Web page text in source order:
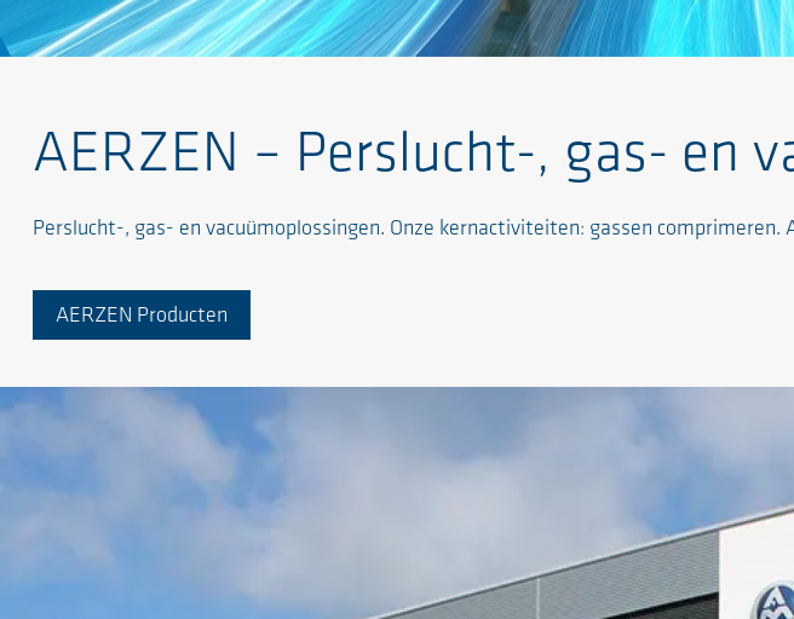
AERZEN – Perslucht-, gas- en
Perslucht-, gas- en vacuümoplossingen. Onze kernactiviteiten: gassen
AERZEN Producten